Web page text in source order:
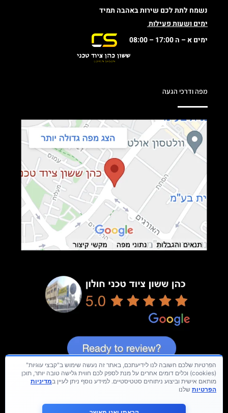
נשמח לתת לכם שירות באהבה תמיד
ימים ושעות פעילות
ימים א – ה 17:00 – 08:00
מפה ודרכי הגעה
הפרטיות שלכם חשובה לנו לידיעתכם, באתר זה נעשה שימוש ב"קבצי עוגיות"
(cookies) וכלים דומים אחרים על מנת לספק לכם חווית גלישה טובה יותר, תוכן
מותאם אישית וביצוע ניתוחים סטטיסטיים. למידע נוסף ניתן לעיין במדיניות
הפרטיות שלנו